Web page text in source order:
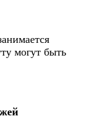
могут быть